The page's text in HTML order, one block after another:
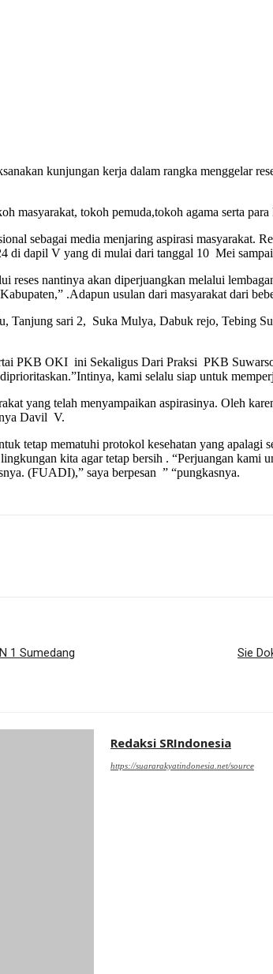
kunjungan kerja dalam rangka menggelar
tokoh pemuda,tokoh agama serta
sebagai media menjaring aspirasi
di dapil V yang di mulai dari tanggal 10 Mei
reses nantinya akan diperjuangkan melalui
.Adapun usulan dari masyarakat dari
Tanjung sari 2, Suka Mulya, Dabuk rejo,
PKB OKI ini Sekaligus Dari Praksi PKB
kami selalu siap untuk
yang telah menyampaikan aspirasinya. Oleh
Davil V.
tetap mematuhi protokol kesehatan yang
kita agar tetap bersih . “Perjuangan kami
(FUADI),” saya berpesan ” “pungkasnya.
1 Sumedang
Sie
Redaksi SRIndonesia
https://suararakyatindonesia.net/source